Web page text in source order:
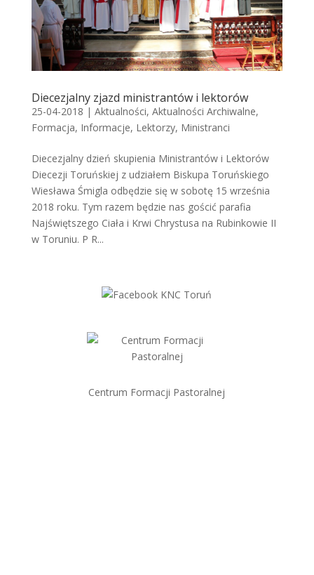
Diecezjalny zjazd ministrantów i lektorów
25-04-2018 | Aktualności, Aktualności Archiwalne,
Formacja, Informacje, Lektorzy, Ministranci
Diecezjalny dzień skupienia Ministrantów i Lektorów
Diecezji Toruńskiej z udziałem Biskupa Toruńskiego
Wiesława Śmigla odbędzie się w sobotę 15 września
2018 roku. Tym razem będzie nas gościć parafia
Najświętszego Ciała i Krwi Chrystusa na Rubinkowie II
w Toruniu. P R...
Centrum Formacji Pastoralnej